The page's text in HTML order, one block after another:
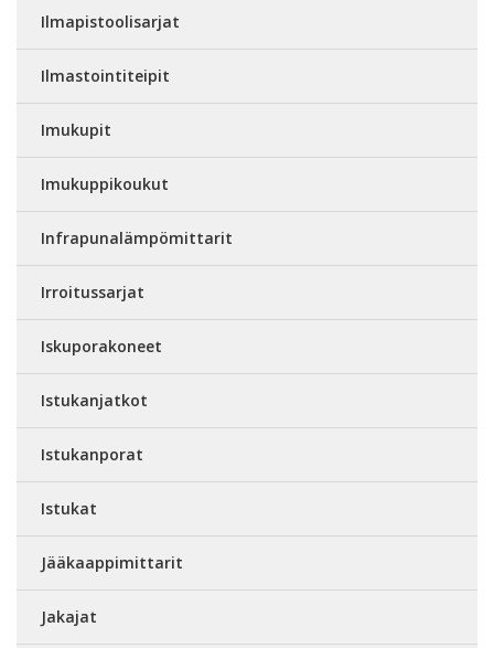
Ilmapistoolisarjat
Ilmastointiteipit
Imukupit
Imukuppikoukut
Infrapunalämpömittarit
Irroitussarjat
Iskuporakoneet
Istukanjatkot
Istukanporat
Istukat
Jääkaappimittarit
Jakajat